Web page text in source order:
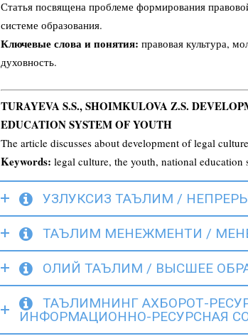
Статья посвящена проблеме формирования
системе образования.
Ключевые слова и понятия: правовая культура,
духовность.
TURAYEVA S.S., SHOIMKULOVA Z.S.
EDUCATION SYSTEM OF YOUTH
The article discusses about development of legal
Keywords: legal culture, the youth, national education
УЗЛУКСИЗ ТАЪЛИМ /
ТАЪЛИМ МЕНЕЖМЕНТИ /
ОЛИЙ ТАЪЛИМ / ВЫСШЕЕ
ТАЪЛИМНИНГ АХБОРОТ-
ИНФОРМАЦИОННО-РЕСУРСНАЯ